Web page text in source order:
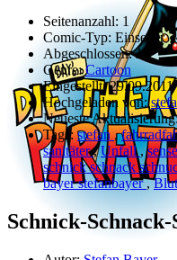
Seitenanzahl: 1
Comic-Typ: Einseiter
Abgeschlossen:Ja
Genre:Cartoon
Eingestellt:29.09.2011
Hochgeladen von:
Neueste
Tags:stefan,
sanitäter,Unfall,
schnick schnack
bayer stefanbayer,Blut
Schnick-